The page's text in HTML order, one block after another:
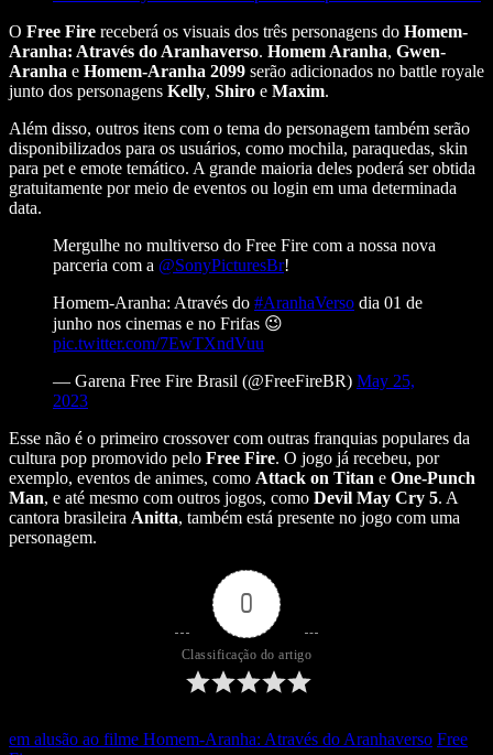
O Free Fire receberá os visuais dos três personagens do Homem-
Aranha: Através do Aranhaverso. Homem Aranha, Gwen-
Aranha e Homem-Aranha 2099 serão adicionados no battle royale
junto dos personagens Kelly, Shiro e Maxim.
Além disso, outros itens com o tema do personagem também serão
disponibilizados para os usuários, como mochila, paraquedas, skin
para pet e emote temático. A grande maioria deles poderá ser obtida
gratuitamente por meio de eventos ou login em uma determinada
data.
Mergulhe no multiverso do Free Fire com a nossa nova
parceria com a @SonyPicturesBr!
Homem-Aranha: Através do #AranhaVerso dia 01 de
junho nos cinemas e no Frifas 😉
pic.twitter.com/7EwTXndVuu
— Garena Free Fire Brasil (@FreeFireBR) May 25,
2023
Esse não é o primeiro crossover com outras franquias populares da
cultura pop promovido pelo Free Fire. O jogo já recebeu, por
exemplo, eventos de animes, como Attack on Titan e One-Punch
Man, e até mesmo com outros jogos, como Devil May Cry 5. A
cantora brasileira Anitta, também está presente no jogo com uma
personagem.
0
Classificação do artigo
em alusão ao filme Homem-Aranha: Através do Aranhaverso Free